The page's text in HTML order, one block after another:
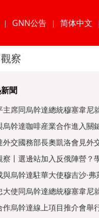
| GNN公告 | 简体中文
觀察
聞
主席同烏幹達總統穆塞韋尼
互緻
烏幹達咖啡産業合作進入關
重
外交國務部長奧凱洛會見外
使
察丨選邊站加入反俄陣營？
與烏幹達駐華大使穆吉沙·弗
大使同烏幹達總統穆塞韋尼
關
作烏幹達線上項目推介會舉